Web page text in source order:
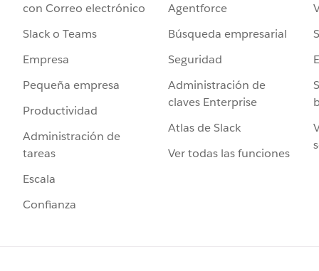
con Correo electrónico
Slack o Teams
Empresa
Pequeña empresa
Productividad
Administración de
tareas
Escala
Confianza
Agentforce
Búsqueda empresarial
Seguridad
Administración de
claves Enterprise
Atlas de Slack
Ver todas las funciones